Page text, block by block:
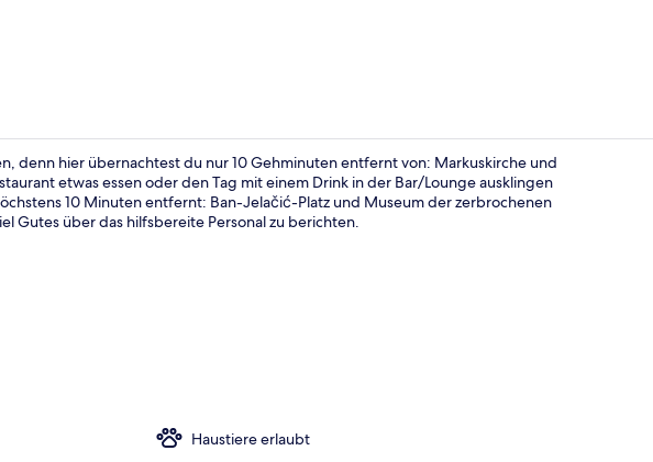
denn hier übernachtest du nur 10 Gehminuten entfernt von: Markuskirche und
etwas essen oder den Tag mit einem Drink in der Bar/Lounge ausklingen
10 Minuten entfernt: Ban-Jelačić-Platz und Museum der zerbrochenen
Gutes über das hilfsbereite Personal zu berichten.
Haustiere erlaubt